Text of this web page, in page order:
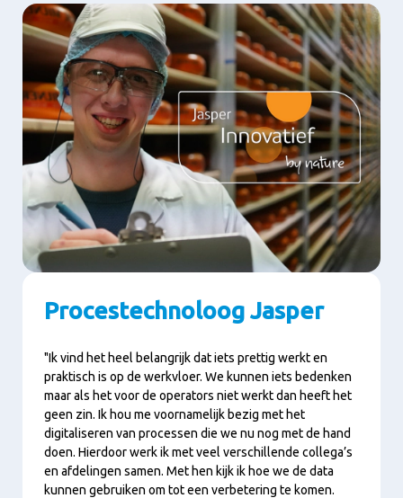
Procestechnoloog Jasper
"Ik vind het heel belangrijk dat iets prettig werkt en
praktisch is op de werkvloer. We kunnen iets bedenken
maar als het voor de operators niet werkt dan heeft het
geen zin. Ik hou me voornamelijk bezig met het
digitaliseren van processen die we nu nog met de hand
doen. Hierdoor werk ik met veel verschillende collega’s
en afdelingen samen. Met hen kijk ik hoe we de data
kunnen gebruiken om tot een verbetering te komen.